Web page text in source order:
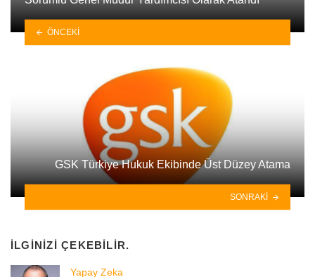
ÖNCEKI
GSK Türkiye Hukuk Ekibinde Üst Düzey Atama
SONRAKI
İLGINIZI ÇEKEBILIR.
Yapay Zeka